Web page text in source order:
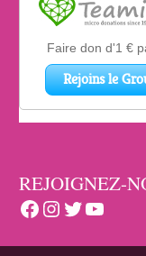
REJOIGNEZ-
Facebook
Instagram
TwitterYouTube